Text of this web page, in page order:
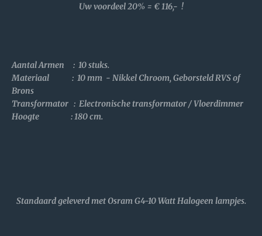
Uw voordeel 20% = € 116,- !
Aantal Armen : 10 stuks.
Materiaal : 10 mm - Nikkel Chroom, Geborsteld RVS of
Brons
Transformator : Electronische transformator / Vloerdimmer
Hoogte : 180 cm.
Standaard geleverd met Osram G4-10 Watt Halogeen lampjes.